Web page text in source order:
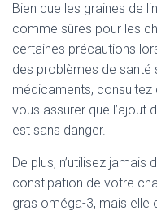
Bien que les graines de
comme sûres pour les
certaines précautions
des problèmes de santé
médicaments, consultez
vous assurer que l’ajout
est sans danger.
De plus, n’utilisez jamais
constipation de votre
gras oméga-3, mais